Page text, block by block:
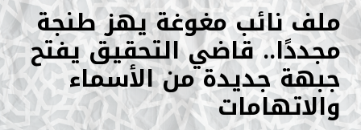
ملف نائب مغوغة يهز طنجة
مجددًا.. قاضي التحقيق يفتح
جبهة جديدة من الأسماء
والاتهامات